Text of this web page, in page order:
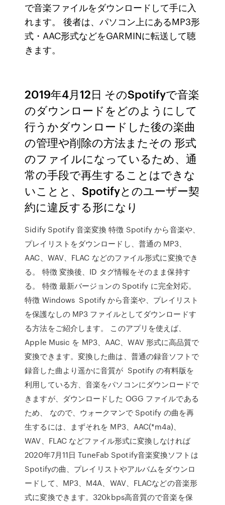
で音楽ファイルをダウンロードして手に入
れます。 後者は、パソコン上にあるMP3形
式・AAC形式などをGARMINに転送して聴
きます。
2019年4月12日 そのSpotifyで音楽
のダウンロードをどのようにして
行うかダウンロードした後の楽曲
の管理や削除の方法またその 形式
のファイルになっているため、通
常の手段で再生することはできな
いことと、Spotifyとのユーザー契
約に違反する形になり
Sidify Spotify 音楽変換 特徴 Spotify から音楽や、
プレイリストをダウンロードし、普通の MP3、
AAC、WAV、FLAC などのファイル形式に変換でき
る。 特徴 変換後、ID タグ情報をそのまま保持す
る。 特徴 最新バージョンの Spotify に完全対応。
特徴 Windows Spotify から音楽や、プレイリスト
を保護なしの MP3 ファイルとしてダウンロードす
る方法をご紹介します。 このアプリを使えば、
Apple Music を MP3、AAC、WAV 形式に高品質で
変換できます。変換した曲は、普通の録音ソフトで
録音した曲より遥かに音質が Spotify の有料版を
利用している方、音楽をパソコンにダウンロードで
きますが、ダウンロードした OGG ファイルである
ため、 なので、ウォークマンで Spotify の曲を再
生するには、まずそれを MP3、AAC(*m4a)、
WAV、FLAC などファイル形式に変換しなければ
2020年7月11日 TuneFab Spotify音楽変換ソフトは
Spotifyの曲、プレイリストやアルバムをダウンロ
ードして、MP3、M4A、WAV、FLACなどの音楽形
式に変換できます。320kbps高音質ので音楽を保